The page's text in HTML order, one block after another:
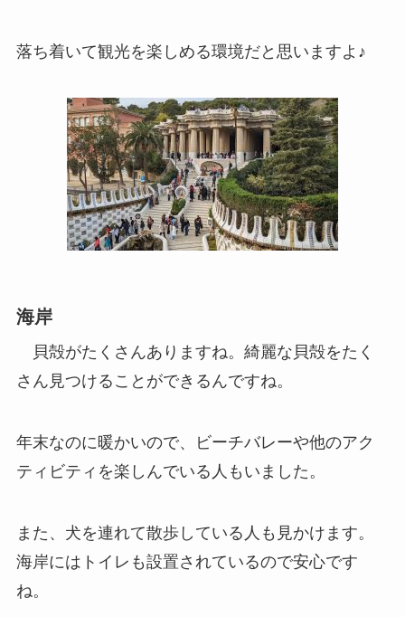
落ち着いて観光を楽しめる環境だと思いますよ♪
海岸
貝殻がたくさんありますね。綺麗な貝殻をたく
さん見つけることができるんですね。
年末なのに暖かいので、ビーチバレーや他のアク
ティビティを楽しんでいる人もいました。
また、犬を連れて散歩している人も見かけます。
海岸にはトイレも設置されているので安心です
ね。